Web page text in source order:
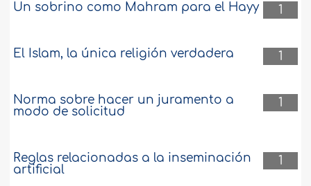
1
Un sobrino como Mahram para el Hayy
1
El Islam, la única religión verdadera
1
Norma sobre hacer un juramento a
modo de solicitud
1
Reglas relacionadas a la inseminación
artificial